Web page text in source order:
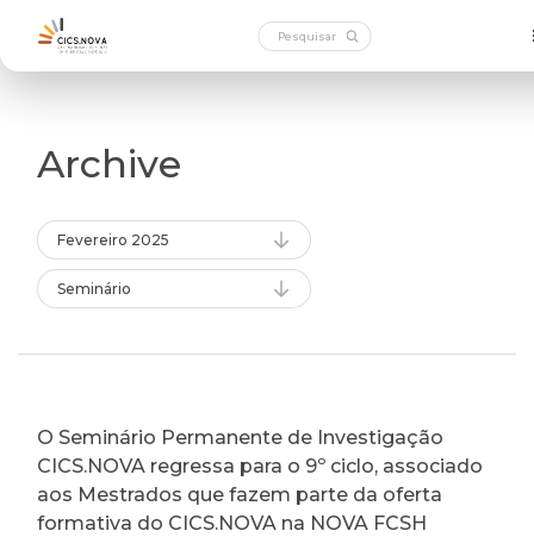
Archive
Fevereiro 2025
Seminário
O Seminário Permanente de Investigação
CICS.NOVA regressa para o 9º ciclo, associado
aos Mestrados que fazem parte da oferta
formativa do CICS.NOVA na NOVA FCSH